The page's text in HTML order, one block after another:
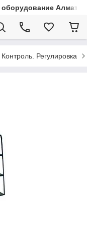
Алматы
Регулировка